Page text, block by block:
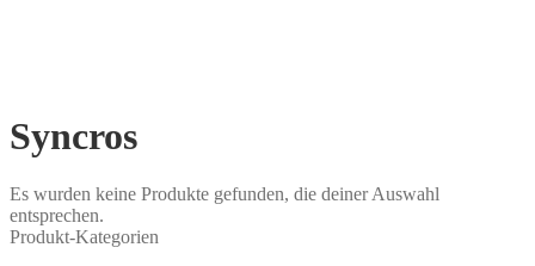
Syncros
Es wurden keine Produkte gefunden, die deiner Auswahl
entsprechen.
Produkt-Kategorien